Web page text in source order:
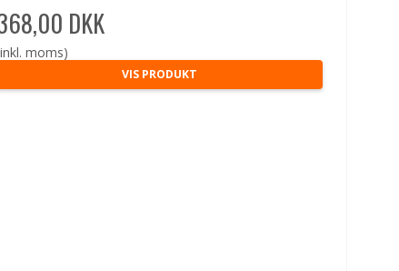
DKK
moms)
VIS PRODUKT